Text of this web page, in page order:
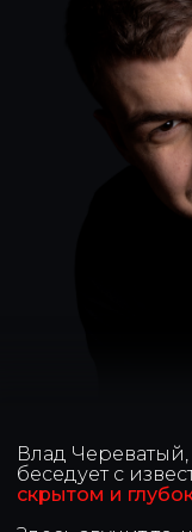
Влад
беседует с
скрытом и